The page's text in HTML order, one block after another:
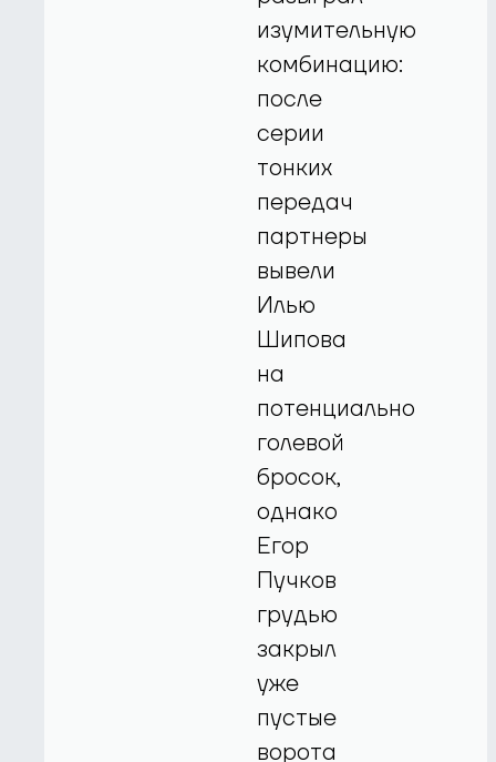
изумительную
комбинацию:
после
серии
тонких
передач
партнеры
вывели
Илью
Шипова
на
потенциально
голевой
бросок,
однако
Егор
Пучков
грудью
закрыл
уже
пустые
ворота